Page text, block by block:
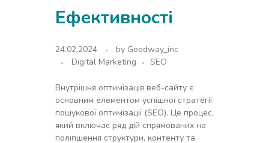
Ефективності
24.02.2024 by Goodway_inc
Digital Marketing
SEO
Внутрішня оптимізація веб-сайту є
основним елементом успішної стратегії
пошукової оптимізації (SEO). Це процес,
який включає ряд дій спрямованих на
поліпшення структури, контенту та